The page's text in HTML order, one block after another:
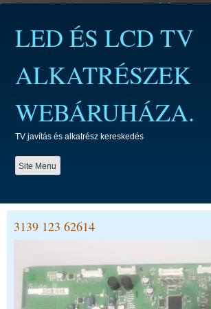
contentLED ÉS LCD TV
ALKATRÉSZEK
WEBÁRUHÁZA.
TV javítás és alkatrész kereskedés
Site Menu
3139 123 62614